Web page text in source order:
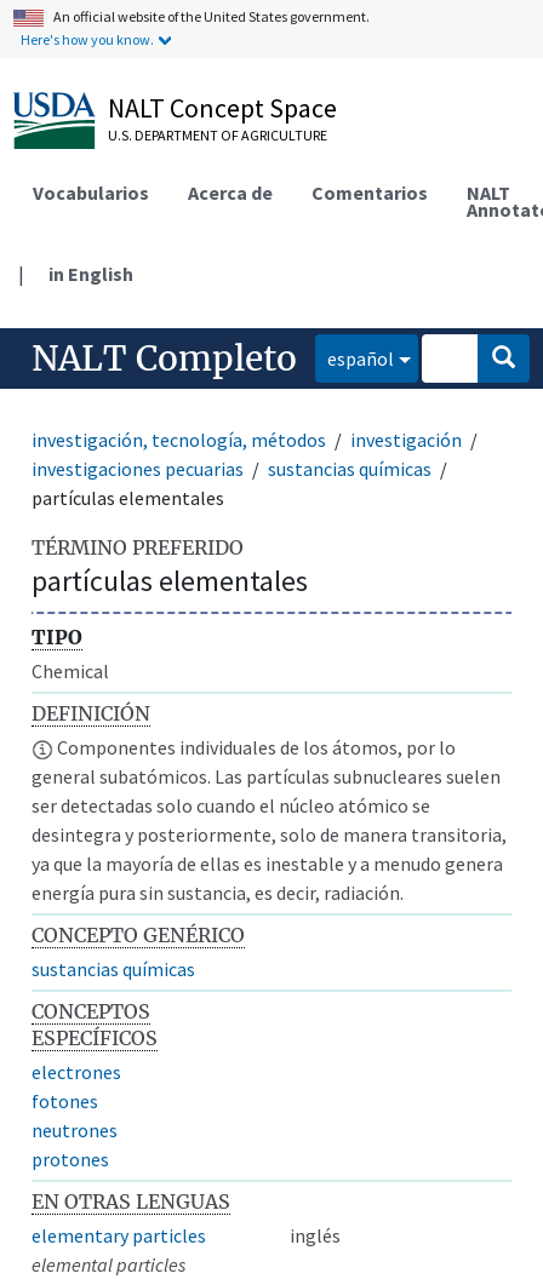
An official website of the United States government.
Here's how you know.
NALT Concept Space
U.S. DEPARTMENT OF AGRICULTURE
Vocabularios Acerca de Comentarios NALT
| in English
NALT Completo español
investigación, tecnología, métodos
investigación
investigaciones pecuarias
sustancias químicas
partículas elementales
TÉRMINO PREFERIDO
partículas elementales
TIPO
Chemical
DEFINICIÓN
Componentes individuales de los átomos, por lo
general subatómicos. Las partículas subnucleares suelen
ser detectadas solo cuando el núcleo atómico se
desintegra y posteriormente, solo de manera transitoria,
ya que la mayoría de ellas es inestable y a menudo genera
energía pura sin sustancia, es decir, radiación.
CONCEPTO GENÉRICO
sustancias químicas
CONCEPTOS
ESPECÍFICOS
electrones
fotones
neutrones
protones
EN OTRAS LENGUAS
elementary particles
inglés
elemental particles